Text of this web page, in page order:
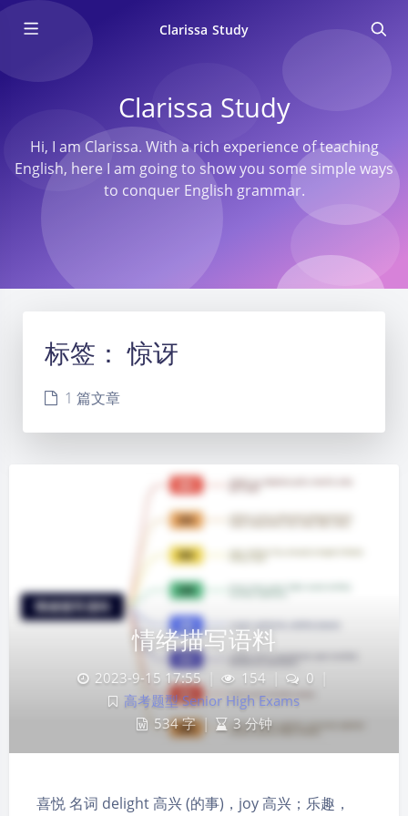
Clarissa Study
Clarissa Study
Hi, I am Clarissa. With a rich experience of teaching
English, here I am going to show you some simple ways
to conquer English grammar.
标签：惊讶
1 篇文章
情绪描写语料
2023-9-15 17:55 154 0
高考题型 Senior High Exams
534 字 | 3 分钟
喜悦 名词 delight 高兴 (的事)，joy 高兴；乐趣，